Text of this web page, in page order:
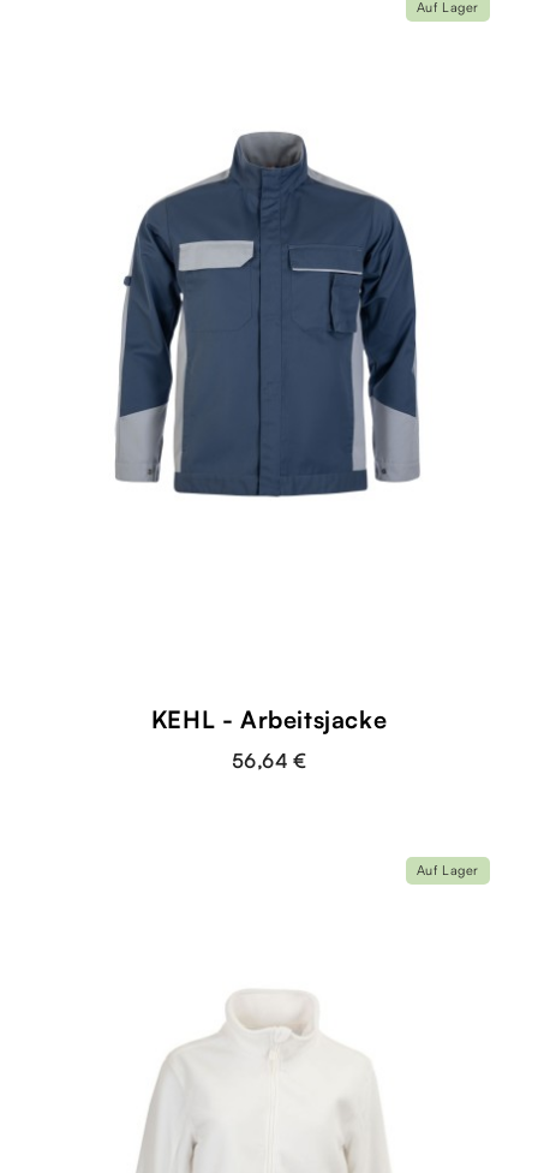
KEHL - Arbeitsjacke
56,64 €
Auf Lager
Auf Lager